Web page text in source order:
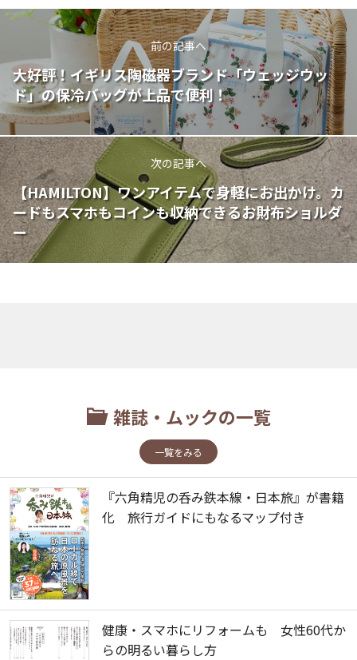
前の記事へ
大好評！イギリス陶磁器ブランド「ウェッジウッ
ド」の保冷バッグが上品で便利！
次の記事へ
【HAMILTON】ワンアイテムで身軽にお出かけ。カ
ードもスマホもコインも収納できるお財布ショルダ
ー
雑誌・ムックの一覧
一覧をみる
『六角精児の呑み鉄本線・日本旅』が書籍
化 旅行ガイドにもなるマップ付き
健康・スマホにリフォームも 女性60代か
らの明るい暮らし方